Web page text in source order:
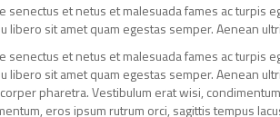
et netus et malesuada fames ac turpis
libero sit amet quam egestas semper. Aenean
et netus et malesuada fames ac turpis
libero sit amet quam egestas semper. Aenean
pharetra. Vestibulum erat wisi,
eros ipsum rutrum orci, sagittis tempus